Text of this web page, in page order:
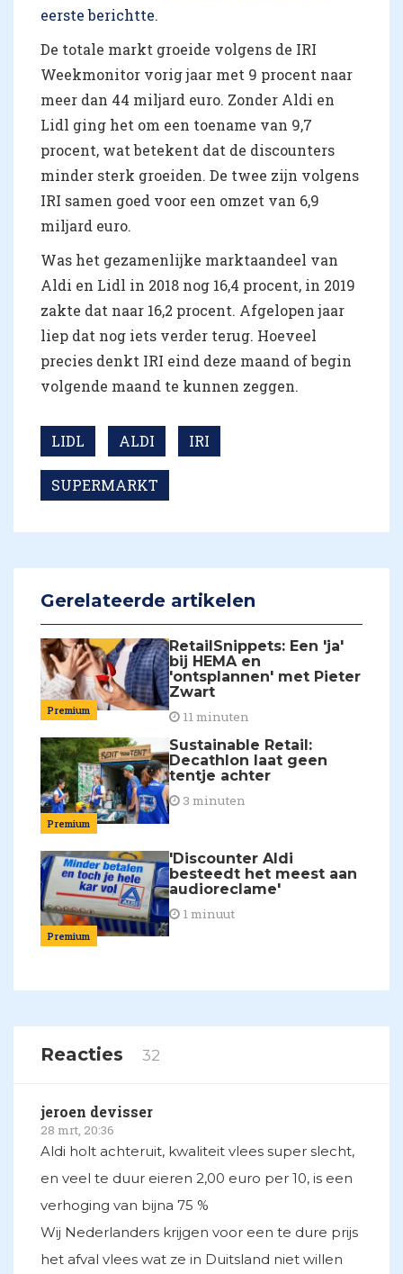
eerste berichtte.
De totale markt groeide volgens de IRI
Weekmonitor vorig jaar met 9 procent naar
meer dan 44 miljard euro. Zonder Aldi en
Lidl ging het om een toename van 9,7
procent, wat betekent dat de discounters
minder sterk groeiden. De twee zijn volgens
IRI samen goed voor een omzet van 6,9
miljard euro.
Was het gezamenlijke marktaandeel van
Aldi en Lidl in 2018 nog 16,4 procent, in 2019
zakte dat naar 16,2 procent. Afgelopen jaar
liep dat nog iets verder terug. Hoeveel
precies denkt IRI eind deze maand of begin
volgende maand te kunnen zeggen.
LIDL ALDI IRI
SUPERMARKT
Gerelateerde artikelen
Premium
RetailSnippets: Een 'ja'
bij HEMA en
'ontsplannen' met Pieter
Zwart
11 minuten
Premium
Sustainable Retail:
Decathlon laat geen
tentje achter
3 minuten
Premium
'Discounter Aldi
besteedt het meest aan
audioreclame'
1 minuut
Reacties 32
jeroen devisser
28 mrt, 20:36
Aldi holt achteruit, kwaliteit vlees super slecht,
en veel te duur eieren 2,00 euro per 10, is een
verhoging van bijna 75 %
Wij Nederlanders krijgen voor een te dure prijs
het afval vlees wat ze in Duitsland niet willen